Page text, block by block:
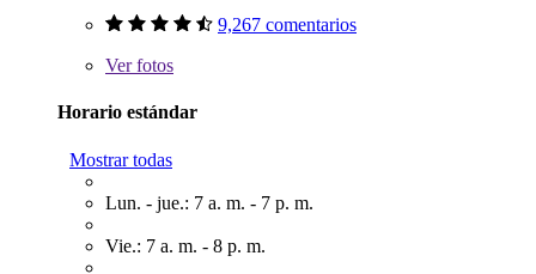
9,267 comentarios
Verfotos
Horario estándar
Mostrar todas
Lun. - jue.: 7 a. m. - 7 p. m.
Vie.: 7 a. m. - 8 p. m.